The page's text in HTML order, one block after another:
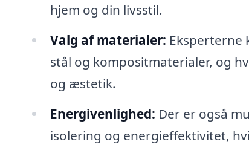
hjem og din livsstil.
Valg af materialer: Eksperterne
stål og kompositmaterialer, og
og æstetik.
Energivenlighed: Der er også
isolering og energieffektivitet,